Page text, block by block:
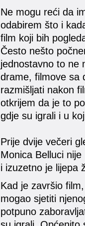
Ne mogu reći da
odabirem što i
film koji bih
Često nešto
jednostavno to ne
drame, filmove sa
razmišljati nakon
otkrijem da je to
gdje su igrali i u
Prije dvije večeri
Monica Belluci
i izuzetno je lijepa
Kad je završio
mogao sjetiti
potpuno